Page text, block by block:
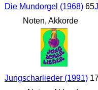
Die Mundorgel (1968)65
Noten, Akkorde
Jungscharlieder (1991)